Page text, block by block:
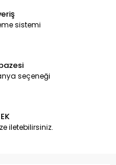
sistemi
seçeneği
iletebilirsiniz.